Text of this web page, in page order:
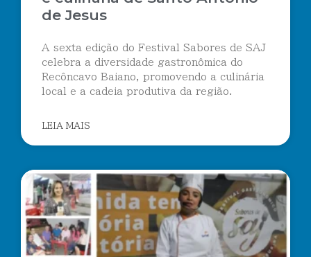
de Jesus
A sexta edição do Festival Sabores de SAJ
celebra a diversidade gastronômica do
Recôncavo Baiano, promovendo a culinária
local e a cadeia produtiva da região.
LEIA MAIS